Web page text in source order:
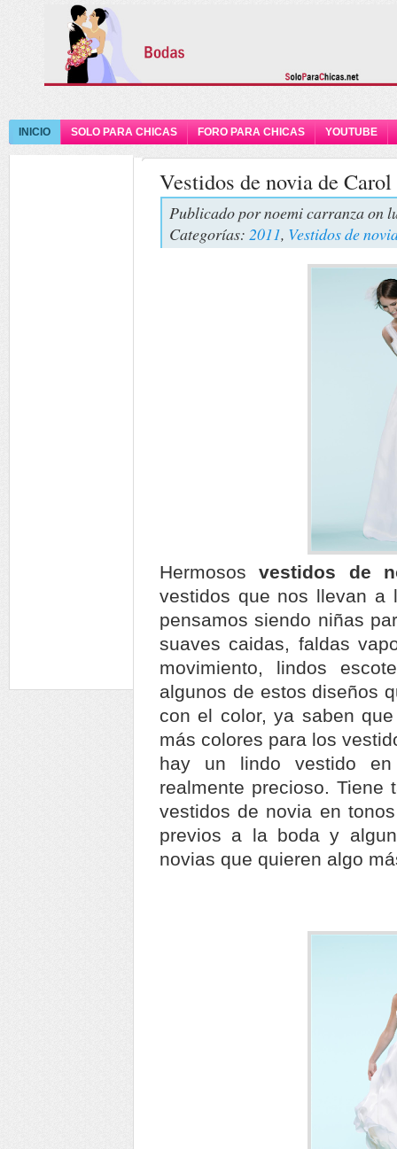
INICIO SOLO PARA CHICAS FORO PARA CHICAS YOUTUBE
Vestidos de novia de
Publicado pornoemi carranzaon
Categorías: 2011, Vestidos de
Hermososvestidos de
vestidos que nos llevan a
pensamos siendo niñas
suaves caidas, faldas
movimiento, lindos
algunos de estos diseños
con el color, ya saben
más colores para los
hay un lindo vestido
realmente precioso. Tiene
vestidos de novia en
previos a la boda y
novias que quieren algo